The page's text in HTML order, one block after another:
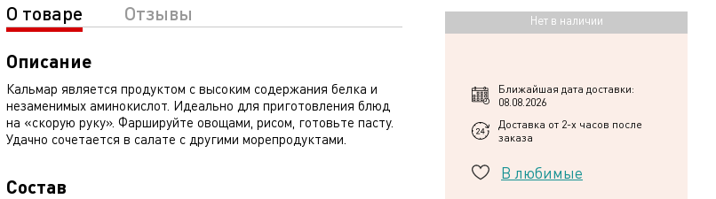
О товаре
Отзывы
Описание
Кальмар является продуктом с высоким содержания белка и
незаменимых аминокислот. Идеально для приготовления блюд
на «скорую руку». Фаршируйте овощами, рисом, готовьте пасту.
Удачно сочетается в салате с другими морепродуктами.
Состав
Нет в наличии
Ближайшая дата доставки:
08.08.2026
Доставка от 2-х часов после
заказа
В любимые